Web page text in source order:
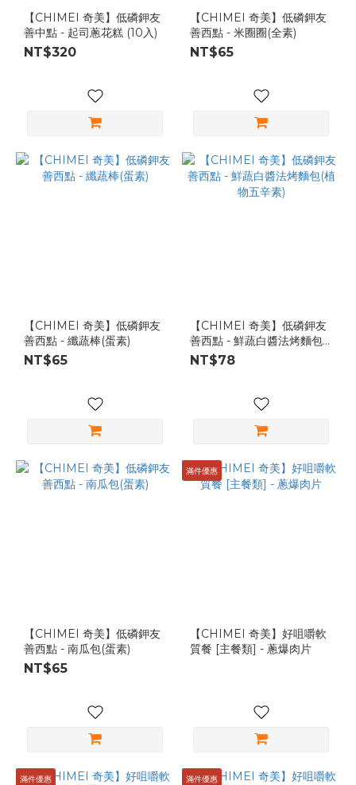
【CHIMEI 奇美】低磷鉀友
善中點 - 起司蔥花糕 (10入)
NT$320
【CHIMEI 奇美】低磷鉀友
善西點 - 米圈圈(全素)
NT$65
【CHIMEI 奇美】低磷鉀友
善西點 - 纖蔬棒(蛋素)
NT$65
【CHIMEI 奇美】低磷鉀友
善西點 - 鮮蔬白醬法烤麵包
(植物五辛素)
NT$78
【CHIMEI 奇美】低磷鉀友
善西點 - 南瓜包(蛋素)
NT$65
滿件優惠
【CHIMEI 奇美】好咀嚼軟
質餐 [主餐類] - 蔥爆肉片
滿件優惠 滿件優惠